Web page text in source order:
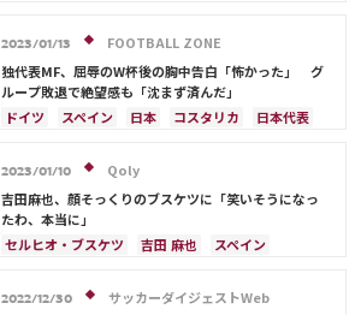
2023/01/13
FOOTBALL ZONE
独代表MF、屈辱のW杯後の胸中告白「怖かった」 グ
ループ敗退で絶望感も「沈まず済んだ」
ドイツ
スペイン 日本 コスタリカ 日本代表
2023/01/10
Qoly
吉田麻也、顔そっくりのブスケツに「笑いそうになっ
たわ、本当に」
セルヒオ・ブスケツ
吉田 麻也
スペイン
2022/12/30
サッカーダイジェストWeb